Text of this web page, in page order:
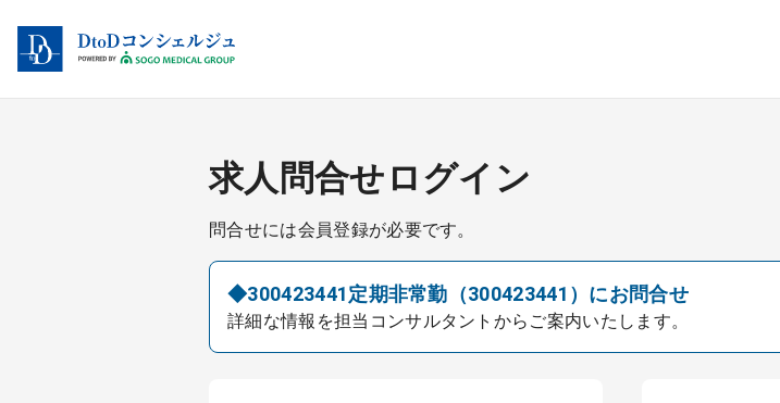
求人問合せログイン
問合せには会員登録が必要です。
◆300423441定期非常勤（300423441）にお問合せ
詳細な情報を担当コンサルタントからご案内いたします。